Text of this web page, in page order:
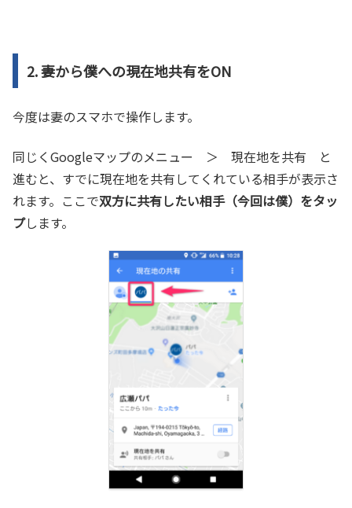
2. 妻から僕への現在地共有をON
今度は妻のスマホで操作します。
同じくGoogleマップのメニュー ＞ 現在地を共有 と
進むと、すでに現在地を共有してくれている相手が表示さ
れます。ここで双方に共有したい相手（今回は僕）をタッ
プします。